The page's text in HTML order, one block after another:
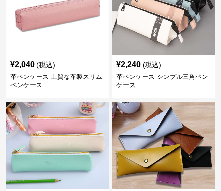
¥2,040 (税込)
革ペンケース 上質な革製スリム
ペンケース
¥2,240 (税込)
革ペンケース シンプル三角ペン
ケース